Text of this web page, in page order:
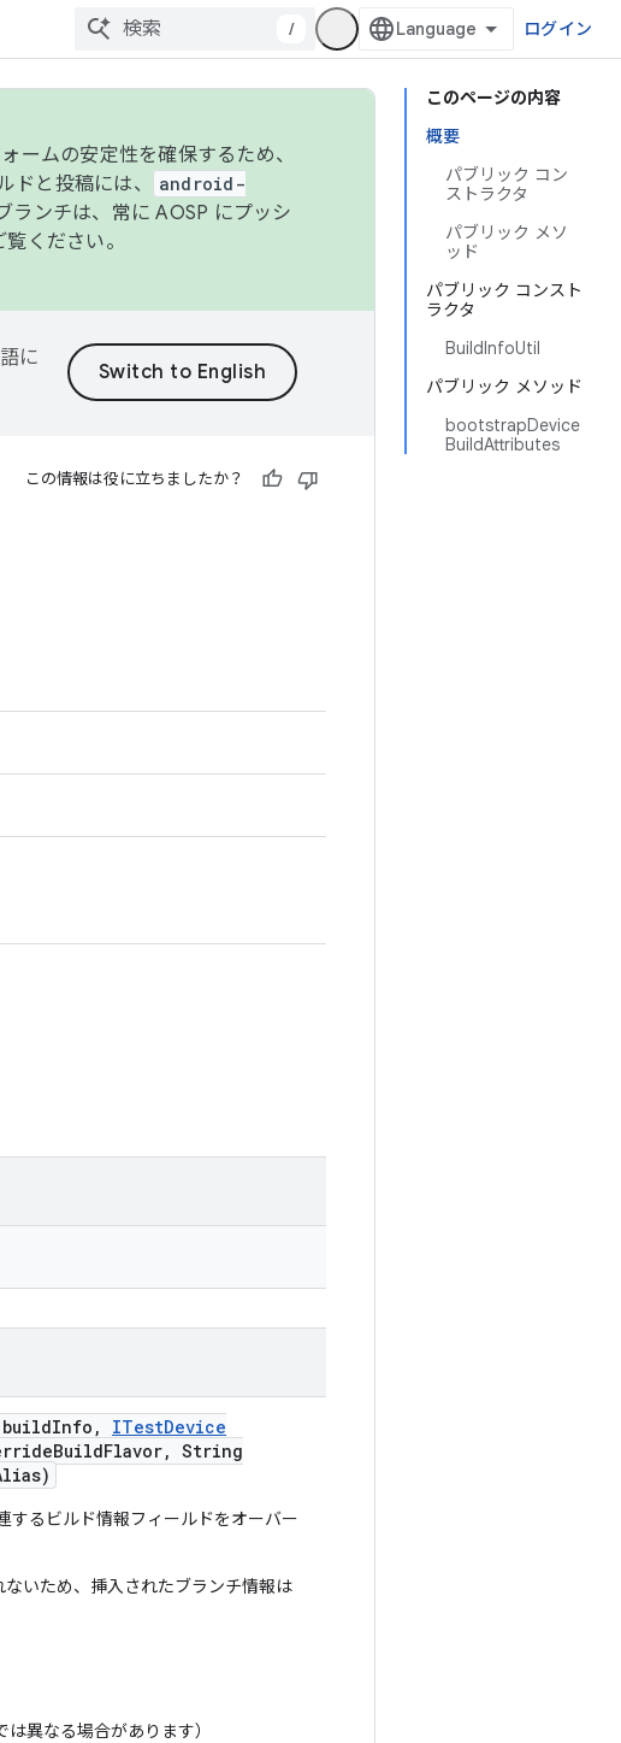
/ ログイン
このページの内容
概要
パブリック コン
ストラクタ
パブリック メソ
ッド
パブリック コンスト
ラクタ
BuildInfoUtil
パブリック メソッド
bootstrapDevice
BuildAttributes
ームの安定性を確保するため、
と投稿には、
android-
ランチは、常に AOSP にプッシ
覧ください。
に
この情報は役に立ちましたか？
buildInfo , ITestDevice
BuildFlavor, String
するビルド情報フィールドをオーバー
いため、挿入されたブランチ情報は
は異なる場合があります）